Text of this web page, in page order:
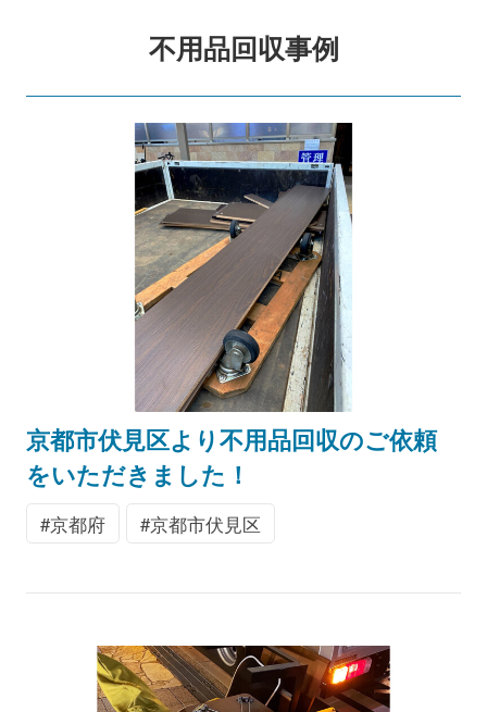
不用品回収事例
京都市伏見区より不用品回収のご依頼
をいただきました！
京都府 京都市伏見区